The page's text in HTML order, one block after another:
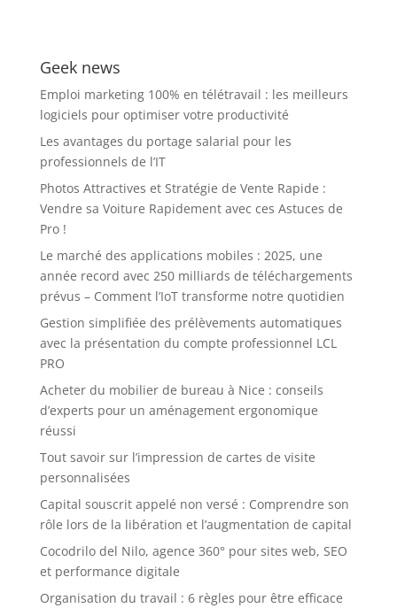
Geek news
Emploi marketing 100% en télétravail : les meilleurs
logiciels pour optimiser votre productivité
Les avantages du portage salarial pour les
professionnels de l’IT
Photos Attractives et Stratégie de Vente Rapide :
Vendre sa Voiture Rapidement avec ces Astuces de
Pro !
Le marché des applications mobiles : 2025, une
année record avec 250 milliards de téléchargements
prévus – Comment l’IoT transforme notre quotidien
Gestion simplifiée des prélèvements automatiques
avec la présentation du compte professionnel LCL
PRO
Acheter du mobilier de bureau à Nice : conseils
d’experts pour un aménagement ergonomique
réussi
Tout savoir sur l’impression de cartes de visite
personnalisées
Capital souscrit appelé non versé : Comprendre son
rôle lors de la libération et l’augmentation de capital
Cocodrilo del Nilo, agence 360° pour sites web, SEO
et performance digitale
Organisation du travail : 6 règles pour être efficace